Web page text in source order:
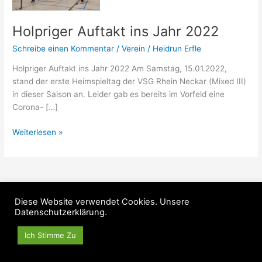
Holpriger Auftakt ins Jahr 2022
Schreibe einen Kommentar /Verein / Heidrun Erfle
Holpriger Auftakt ins Jahr 2022 Am Samstag, 15.01.2022,
stand der erste Heimspieltag der VSG Rhein Neckar (Mixed III)
in dieser Saison an. Leider gab es bereits im Vorfeld eine
Corona- […]
2022
Weiterlesen »
Copyright © 2026 Turnverein 1892 Neckarhausen e.V.
Diese Website verwendet Cookies. Unsere
Datenschutzerklärung.
Ich Stimme Zu